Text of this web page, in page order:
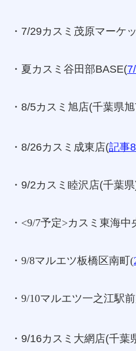
・7/29カスミ茂原マーケ
・夏カスミ谷田部BASE(
・8/5カスミ旭店(千葉県
・8/26カスミ成東店(記事
・9/2カスミ睦沢店(千葉
・<9/7予定>カスミ東海中
・9/8マルエツ板橋区南町(
・9/10マルエツ一之江駅
・9/16カスミ大網店(千葉